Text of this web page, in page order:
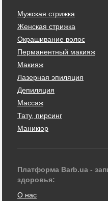
Мужская стрижка
Женская стрижка
Окрашивание волос
Перманентный макияж
Макияж
Лазерная эпиляция
Депиляция
Массаж
Тату, пирсинг
Маникюр
Платформа Barb.ua -
здоровья:
О нас